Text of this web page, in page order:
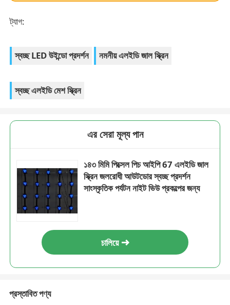
ট্যাগ:
স্বচ্ছ LED উইন্ডো প্রদর্শন নমনীয় এলইডি জাল স্ক্রিন
স্বচ্ছ এলইডি মেশ স্ক্রিন
এর সেরা মূল্য পান
১৪৩ মিমি পিক্সেল পিচ আইপি 67 এলইডি জাল
স্ক্রিন জলরোধী আউটডোর স্বচ্ছ প্রদর্শন
সাংস্কৃতিক পর্যটন নাইট ভিউ প্রকল্পের জন্য
চালিয়ে
প্রস্তাবিত পণ্য